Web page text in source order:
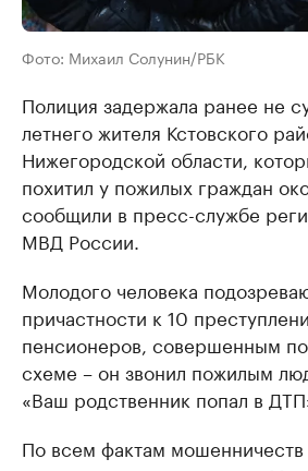
Фото: Михаил Солунин/РБК
Полиция задержала ранее не
летнего жителя Кстовского
Нижегородской области,
похитил у пожилых граждан
сообщили в пресс-службе
МВД России.
Молодого человека
причастности к 10
пенсионеров, совершенным
схеме – он звонил пожилым
«Ваш родственник попал в
По всем фактам